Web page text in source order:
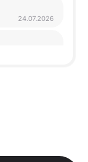
24.07.2026
28.07.2026